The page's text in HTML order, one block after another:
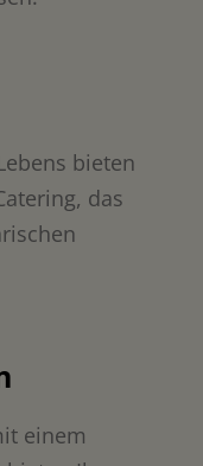
bieten
das
einem